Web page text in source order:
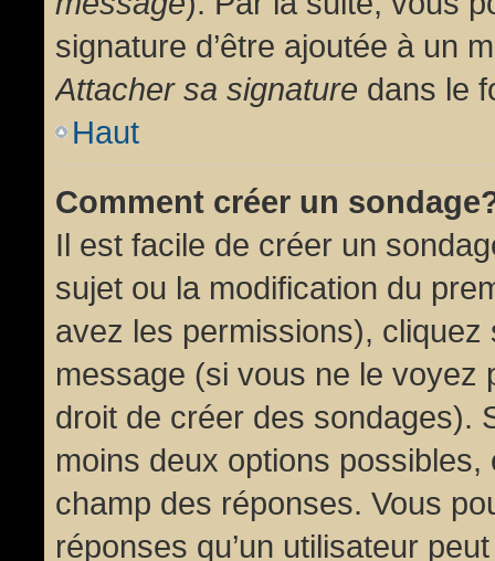
signature d’être ajoutée à un
Attacher sa signature dans le
Haut
Comment créer un
Il est facile de créer un
sujet ou la modification du
avez les permissions), cliquez
message (si vous ne le voyez
droit de créer des sondages).
moins deux options
champ des réponses. Vous
réponses qu’un utilisateur